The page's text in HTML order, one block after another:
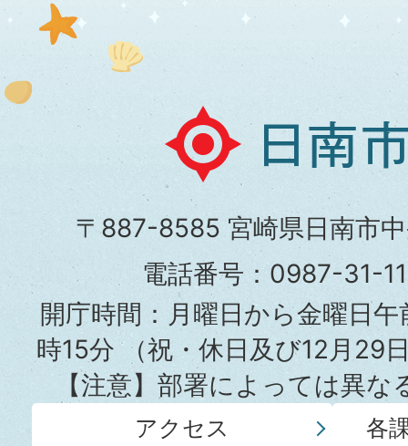
日
南
市
役
所
〒887-8585 宮崎県日南市
電話番号：0987-31-
開庁時間：月曜日から金曜日
時15分（祝・休日及び12月29
【注意】部署によっては異
アクセス 各